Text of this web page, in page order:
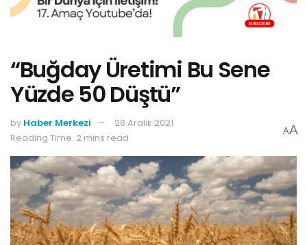
“Buğday Üretimi Bu Sene
Yüzde 50 Düştü”
by Haber Merkezi
28 Aralık 2021
Reading Time: 2 mins read
AA